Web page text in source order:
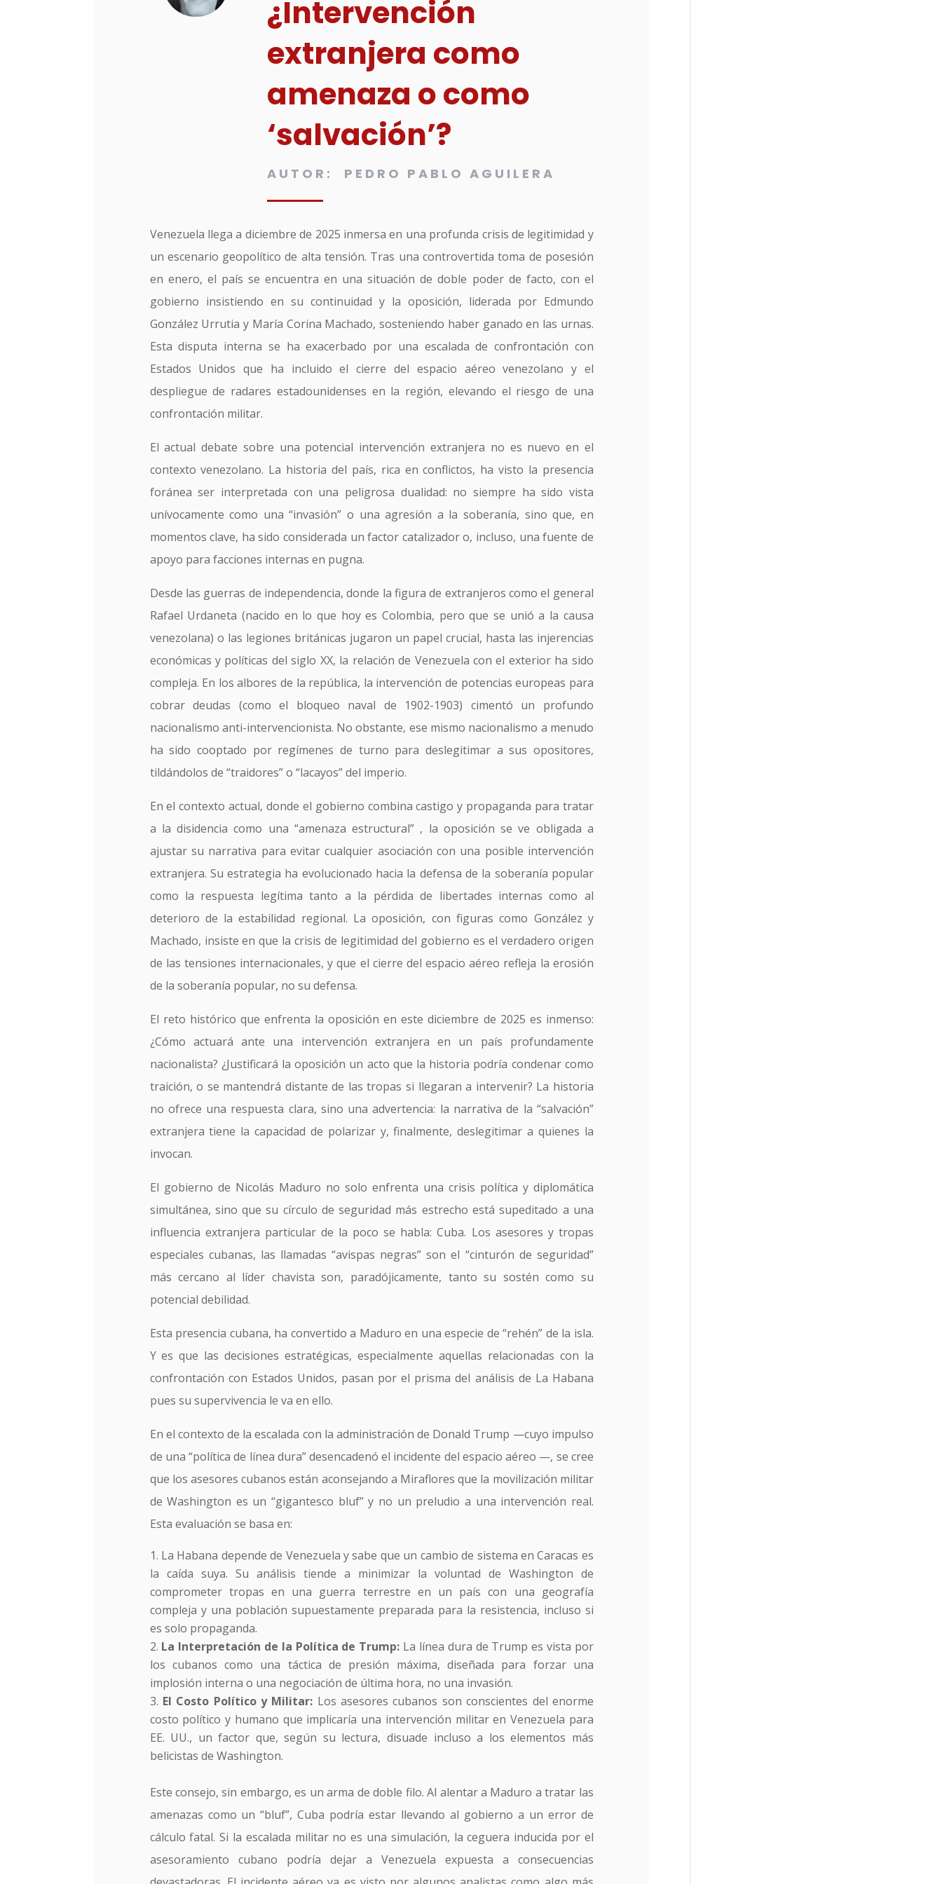
¿Intervención
extranjera como
amenaza o como
‘salvación’?
AUTOR: PEDRO PABLO AGUILERA
Venezuela llega a diciembre de 2025 inmersa en una profunda crisis de legitimidad y
un escenario geopolítico de alta tensión. Tras una controvertida toma de posesión
en enero, el país se encuentra en una situación de doble poder de facto, con el
gobierno insistiendo en su continuidad y la oposición, liderada por Edmundo
González Urrutia y María Corina Machado, sosteniendo haber ganado en las urnas.
Esta disputa interna se ha exacerbado por una escalada de confrontación con
Estados Unidos que ha incluido el cierre del espacio aéreo venezolano y el
despliegue de radares estadounidenses en la región, elevando el riesgo de una
confrontación militar.
El actual debate sobre una potencial intervención extranjera no es nuevo en el
contexto venezolano. La historia del país, rica en conflictos, ha visto la presencia
foránea ser interpretada con una peligrosa dualidad: no siempre ha sido vista
unívocamente como una “invasión” o una agresión a la soberanía, sino que, en
momentos clave, ha sido considerada un factor catalizador o, incluso, una fuente de
apoyo para facciones internas en pugna.
Desde las guerras de independencia, donde la figura de extranjeros como el general
Rafael Urdaneta (nacido en lo que hoy es Colombia, pero que se unió a la causa
venezolana) o las legiones británicas jugaron un papel crucial, hasta las injerencias
económicas y políticas del siglo XX, la relación de Venezuela con el exterior ha sido
compleja. En los albores de la república, la intervención de potencias europeas para
cobrar deudas (como el bloqueo naval de 1902-1903) cimentó un profundo
nacionalismo anti-intervencionista. No obstante, ese mismo nacionalismo a menudo
ha sido cooptado por regímenes de turno para deslegitimar a sus opositores,
tildándolos de “traidores” o “lacayos” del imperio.
En el contexto actual, donde el gobierno combina castigo y propaganda para tratar
a la disidencia como una “amenaza estructural” , la oposición se ve obligada a
ajustar su narrativa para evitar cualquier asociación con una posible intervención
extranjera. Su estrategia ha evolucionado hacia la defensa de la soberanía popular
como la respuesta legítima tanto a la pérdida de libertades internas como al
deterioro de la estabilidad regional. La oposición, con figuras como González y
Machado, insiste en que la crisis de legitimidad del gobierno es el verdadero origen
de las tensiones internacionales, y que el cierre del espacio aéreo refleja la erosión
de la soberanía popular, no su defensa.
El reto histórico que enfrenta la oposición en este diciembre de 2025 es inmenso:
¿Cómo actuará ante una intervención extranjera en un país profundamente
nacionalista? ¿Justificará la oposición un acto que la historia podría condenar como
traición, o se mantendrá distante de las tropas si llegaran a intervenir? La historia
no ofrece una respuesta clara, sino una advertencia: la narrativa de la “salvación”
extranjera tiene la capacidad de polarizar y, finalmente, deslegitimar a quienes la
invocan.
El gobierno de Nicolás Maduro no solo enfrenta una crisis política y diplomática
simultánea, sino que su círculo de seguridad más estrecho está supeditado a una
influencia extranjera particular de la poco se habla: Cuba. Los asesores y tropas
especiales cubanas, las llamadas “avispas negras” son el “cinturón de seguridad”
más cercano al líder chavista son, paradójicamente, tanto su sostén como su
potencial debilidad.
Esta presencia cubana, ha convertido a Maduro en una especie de “rehén” de la isla.
Y es que las decisiones estratégicas, especialmente aquellas relacionadas con la
confrontación con Estados Unidos, pasan por el prisma del análisis de La Habana
pues su supervivencia le va en ello.
En el contexto de la escalada con la administración de Donald Trump —cuyo impulso
de una “política de línea dura” desencadenó el incidente del espacio aéreo —, se cree
que los asesores cubanos están aconsejando a Miraflores que la movilización militar
de Washington es un “gigantesco bluf” y no un preludio a una intervención real.
Esta evaluación se basa en:
La Habana depende de Venezuela y sabe que un cambio de sistema en Caracas es
la caída suya. Su análisis tiende a minimizar la voluntad de Washington de
comprometer tropas en una guerra terrestre en un país con una geografía
compleja y una población supuestamente preparada para la resistencia, incluso si
es solo propaganda.
La Interpretación de la Política de Trump: La línea dura de Trump es vista por
los cubanos como una táctica de presión máxima, diseñada para forzar una
implosión interna o una negociación de última hora, no una invasión.
El Costo Político y Militar: Los asesores cubanos son conscientes del enorme
costo político y humano que implicaría una intervención militar en Venezuela para
EE. UU., un factor que, según su lectura, disuade incluso a los elementos más
belicistas de Washington.
Este consejo, sin embargo, es un arma de doble filo. Al alentar a Maduro a tratar las
amenazas como un “bluf”, Cuba podría estar llevando al gobierno a un error de
cálculo fatal. Si la escalada militar no es una simulación, la ceguera inducida por el
asesoramiento cubano podría dejar a Venezuela expuesta a consecuencias